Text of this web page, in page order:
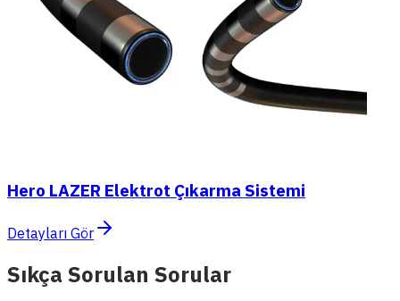
Hero LAZER Elektrot Çıkarma Sistemi
Detayları Gör
Sıkça Sorulan Sorular